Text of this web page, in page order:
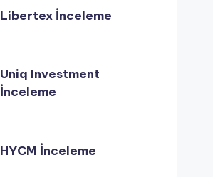
Libertex İnceleme
Uniq Investment
İnceleme
HYCM İnceleme